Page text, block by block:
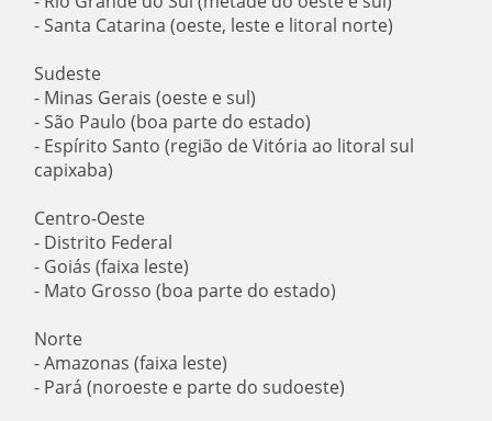
- Santa Catarina (oeste, leste e litoral norte)
Sudeste
- Minas Gerais (oeste e sul)
- São Paulo (boa parte do estado)
- Espírito Santo (região de Vitória ao litoral sul
capixaba)
Centro-Oeste
- Distrito Federal
- Goiás (faixa leste)
- Mato Grosso (boa parte do estado)
Norte
- Amazonas (faixa leste)
- Pará (noroeste e parte do sudoeste)